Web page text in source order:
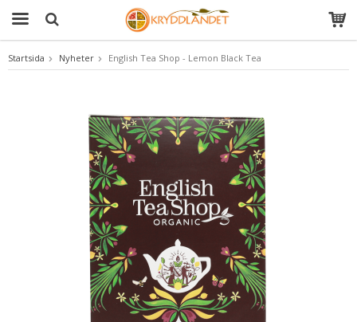
Produkten har blivit tillagd i varukorgen
Startsida Nyheter English Tea Shop - Lemon Black Tea